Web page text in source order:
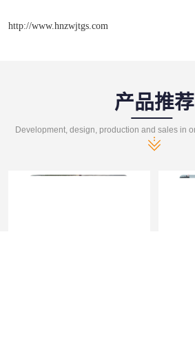
http://www.hnzwjtgs.com
产品推荐